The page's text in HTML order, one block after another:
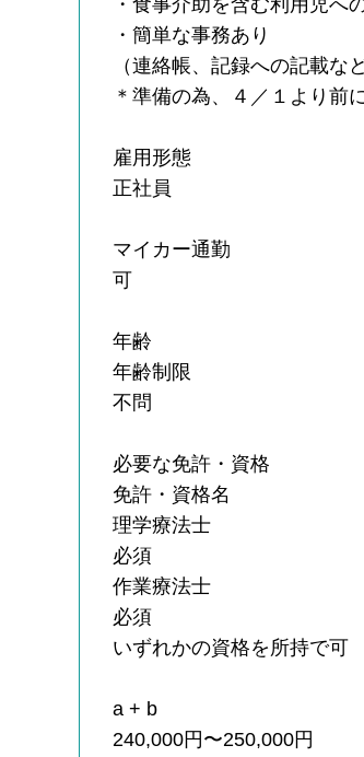
・簡単な事務あり
（連絡帳、記録への記載な
＊準備の為、４／１より前
雇用形態
正社員
マイカー通勤
可
年齢
年齢制限
不問
必要な免許・資格
免許・資格名
理学療法士
必須
作業療法士
必須
いずれかの資格を所持で可
a + b
240,000円〜250,000円